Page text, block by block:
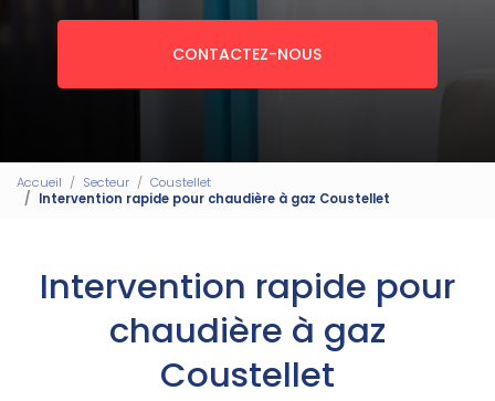
CONTACTEZ-NOUS
Accueil Secteur
Coustellet
Intervention rapide pour chaudière à gaz Coustellet
Intervention rapide pour
chaudière à gaz
Coustellet